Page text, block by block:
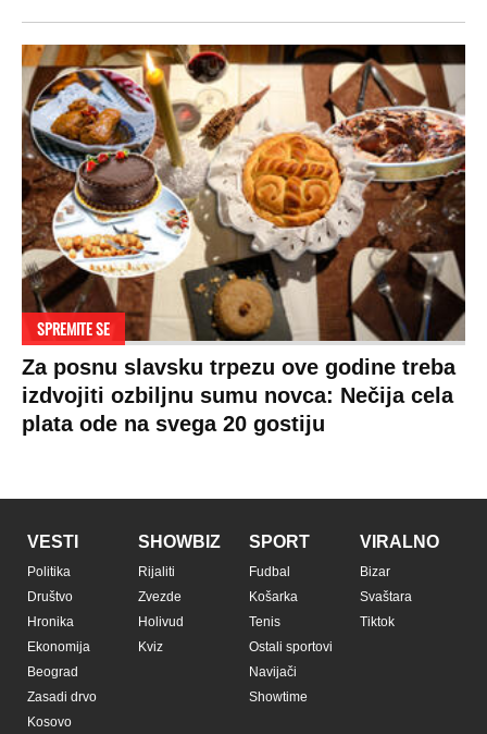
SPREMITE SE
Za posnu slavsku trpezu ove godine treba
izdvojiti ozbiljnu sumu novca: Nečija cela
plata ode na svega 20 gostiju
VESTI
Politika
Društvo
Hronika
Ekonomija
Beograd
Zasadi drvo
Kosovo
SHOWBIZ
Rijaliti
Zvezde
Holivud
Kviz
SPORT
Fudbal
Košarka
Tenis
Ostali sportovi
Navijači
Showtime
VIRALNO
Bizar
Svaštara
Tiktok